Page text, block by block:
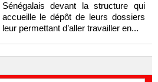
Sénégalais devant la structure qui
accueille le dépôt de leurs dossiers
leur permettant d’aller travailler en...